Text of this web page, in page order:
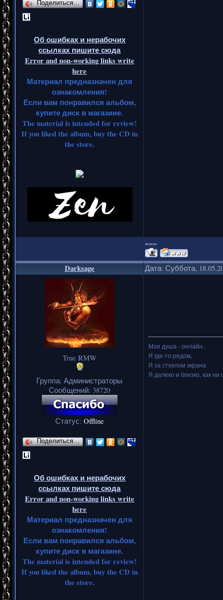
Поделиться…
Об ошибках и нерабочих
ссылках пишите сюда
Error and non-working links write
here
Материал предназначен для
ознакомления!
Если вам понравился альбом,
купите диск в магазине.
The material is intended for review!
If you liked the album, buy the CD in
the store.
===
Darksage Дата: Суббота,
True RMW
Группа: Администраторы
Сообщений: 38720
Статус: Offline
Поделиться…
Об ошибках и нерабочих
ссылках пишите сюда
Error and non-working links write
here
Материал предназначен для
ознакомления!
Если вам понравился альбом,
купите диск в магазине.
The material is intended for review!
If you liked the album, buy the CD in
the store.
Моя душа - онлайн..
Я где-то рядом,
Я за стеклом экрана
Я далеко и близко, как ни